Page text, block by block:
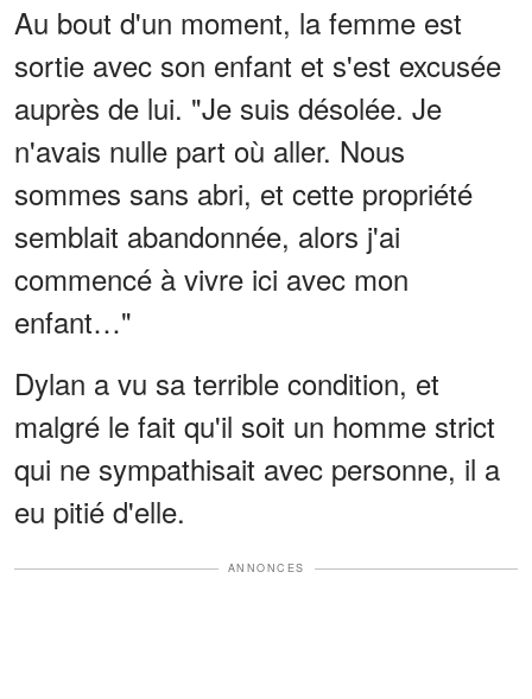
Au bout d'un moment, la femme est
sortie avec son enfant et s'est excusée
auprès de lui. "Je suis désolée. Je
n'avais nulle part où aller. Nous
sommes sans abri, et cette propriété
semblait abandonnée, alors j'ai
commencé à vivre ici avec mon
enfant…"
Dylan a vu sa terrible condition, et
malgré le fait qu'il soit un homme strict
qui ne sympathisait avec personne, il a
eu pitié d'elle.
ANNONCES